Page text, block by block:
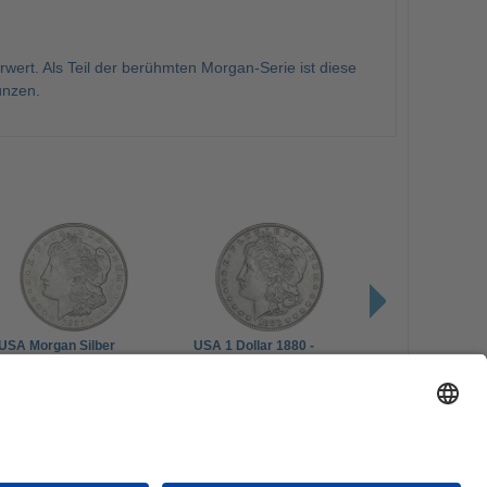
Als Teil der berühmten Morgan-Serie ist diese
USA Morgan Silber
USA 1 Dollar 1880 -
125,00 €